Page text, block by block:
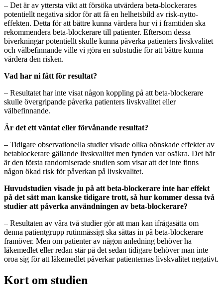
– Det är av yttersta vikt att försöka utvärdera beta-blockerares
potentiellt negativa sidor för att få en helhetsbild av risk-nytto-
effekten. Detta för att bättre kunna värdera hur vi i framtiden ska
rekommendera beta-blockerare till patienter. Eftersom dessa
biverkningar potentiellt skulle kunna påverka patienters livskvalitet
och välbefinnande ville vi göra en substudie för att bättre kunna
värdera den risken.
Vad har ni fått för resultat?
– Resultatet har inte visat någon koppling på att beta-blockerare
skulle övergripande påverka patienters livskvalitet eller
välbefinnande.
Är det ett väntat eller förvånande resultat?
– Tidigare observationella studier visade olika oönskade effekter av
betablockerare gällande livskvalitet men fynden var osäkra. Det här
är den första randomiserade studien som visar att det inte finns
någon ökad risk för påverkan på livskvalitet.
Huvudstudien visade ju på att beta-blockerare inte har effekt
på det sätt man kanske tidigare trott, så hur kommer dessa två
studier att påverka användningen av beta-blockerare?
– Resultaten av våra två studier gör att man kan ifrågasätta om
denna patientgrupp rutinmässigt ska sättas in på beta-blockerare
framöver. Men om patienter av någon anledning behöver ha
läkemedlet eller redan står på det sedan tidigare behöver man inte
oroa sig för att läkemedlet påverkar patienternas livskvalitet negativt.
Kort om studien